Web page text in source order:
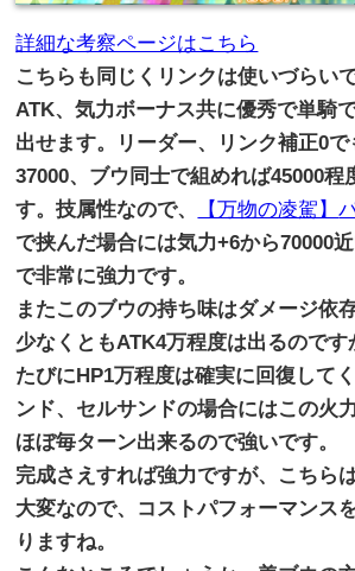
詳細な考察ページはこちら
こちらも同じくリンクは使いづらい
ATK、気力ボーナス共に優秀で単騎
出せます。
リーダー、リンク補正0
37000、 ブウ同士で組めれば45000程
す。技属性なので、 【万物の凌駕】
で挟んだ場合には気力+6から70000
で非常に強力です。
またこのブウの持ち味はダメージ依
少なくともATK4万程度は出るのです
たびにHP1万程度は確実に回復して
ンド、 セルサンドの場合にはこの火
ほぼ毎ターン出来るので強いです。
完成さえすれば強力ですが、こちら
大変なので、 コストパフォーマンス
りますね。